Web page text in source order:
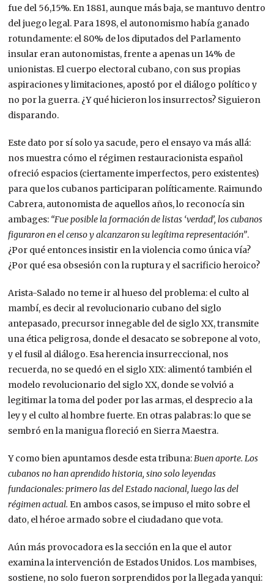
fue del 56,15%. En 1881, aunque más baja, se mantuvo dentro
del juego legal. Para 1898, el autonomismo había ganado
rotundamente: el 80% de los diputados del Parlamento
insular eran autonomistas, frente a apenas un 14% de
unionistas. El cuerpo electoral cubano, con sus propias
aspiraciones y limitaciones, apostó por el diálogo político y
no por la guerra. ¿Y qué hicieron los insurrectos? Siguieron
disparando.
Este dato por sí solo ya sacude, pero el ensayo va más allá:
nos muestra cómo el régimen restauracionista español
ofreció espacios (ciertamente imperfectos, pero existentes)
para que los cubanos participaran políticamente. Raimundo
Cabrera, autonomista de aquellos años, lo reconocía sin
ambages: “Fue posible la formación de listas ‘verdad’, los cubanos
figuraron en el censo y alcanzaron su legítima representación”.
¿Por qué entonces insistir en la violencia como única vía?
¿Por qué esa obsesión con la ruptura y el sacrificio heroico?
Arista-Salado no teme ir al hueso del problema: el culto al
mambí, es decir al revolucionario cubano del siglo
antepasado, precursor innegable del de siglo XX, transmite
una ética peligrosa, donde el desacato se sobrepone al voto,
y el fusil al diálogo. Esa herencia insurreccional, nos
recuerda, no se quedó en el siglo XIX: alimentó también el
modelo revolucionario del siglo XX, donde se volvió a
legitimar la toma del poder por las armas, el desprecio a la
ley y el culto al hombre fuerte. En otras palabras: lo que se
sembró en la manigua floreció en Sierra Maestra.
Y como bien apuntamos desde esta tribuna:Buen aporte. Los
cubanos no han aprendido historia, sino solo leyendas
fundacionales: primero las del Estado nacional, luego las del
régimen actual. En ambos casos, se impuso el mito sobre el
dato, el héroe armado sobre el ciudadano que vota.
Aún más provocadora es la sección en la que el autor
examina la intervención de Estados Unidos. Los mambises,
sostiene, no solo fueron sorprendidos por la llegada yanqui: